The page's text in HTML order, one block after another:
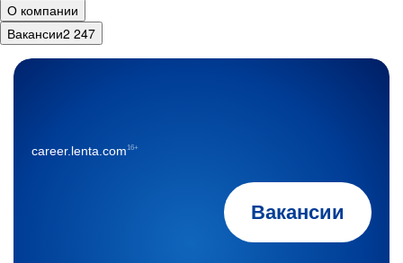
О компании
Вакансии2 247
Вакансии
career.lenta.com16+